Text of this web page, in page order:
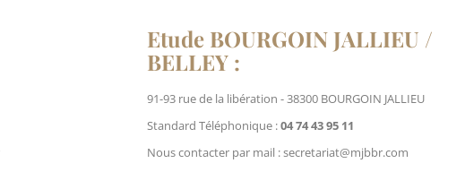
Etude BOURGOIN JALLIEU /
BELLEY :
91-93 rue de la libération - 38300 BOURGOIN JALLIEU
Standard Téléphonique :04 74 43 95 11
Nous contacter par mail : secretariat@mjbbr.com